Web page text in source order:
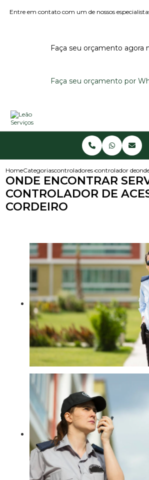
Entre em contato com um de nossos
Faça seu orçamento agora
Faça seu orçamento por
HomeCategoriascontroladores de acesso
controlador de
ONDE ENCONTRAR
CONTROLADOR DE
CORDEIRO